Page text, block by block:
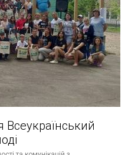
Всеукраїнський